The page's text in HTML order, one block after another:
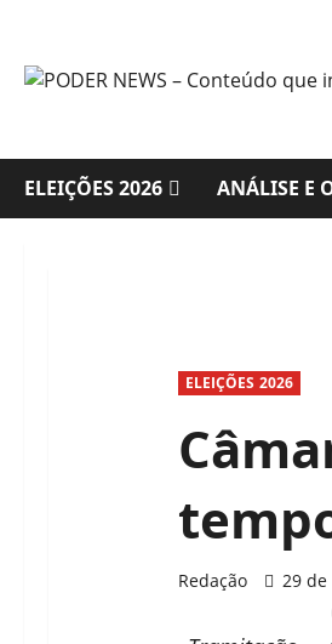
content
ELEIÇÕES 2026 ANÁLISE E
ELEIÇÕES 2026
Redação 29